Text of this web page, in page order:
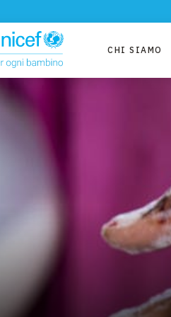
CHI SIAMO